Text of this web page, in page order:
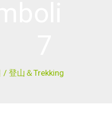
/ 登山＆Trekking